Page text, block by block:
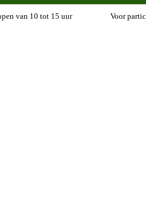
van 10 tot 15 uur Voor